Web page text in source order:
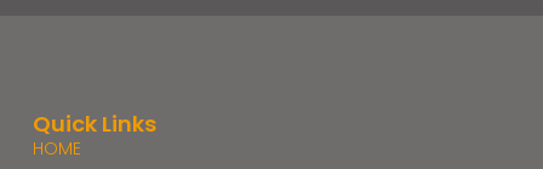
Quick Links
HOME